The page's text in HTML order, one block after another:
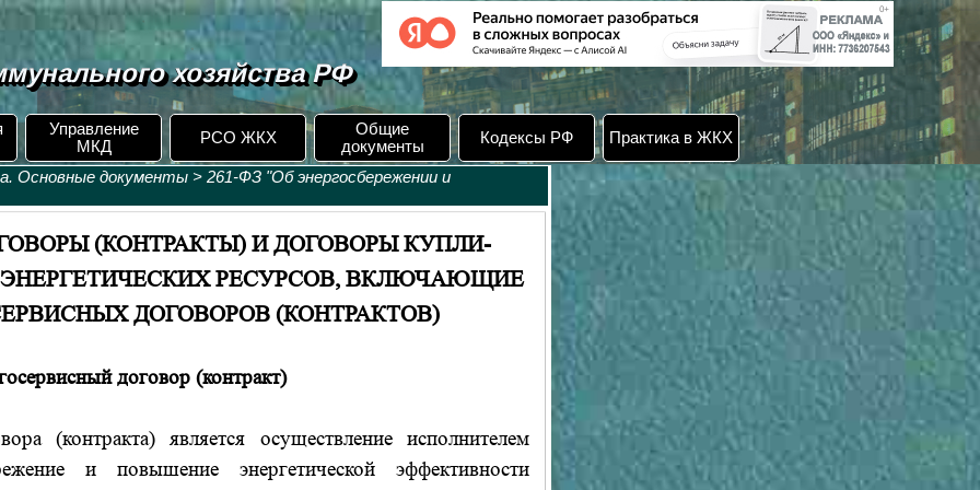
Управление
МКД
РСО ЖКХ
Общие
документы
Кодексы РФ Практика в ЖКХ
хозяйства РФ
Основные документы >261-ФЗ "Об энергосбережении и
(КОНТРАКТЫ) И ДОГОВОРЫ КУПЛИ-
РЕСУРСОВ, ВКЛЮЧАЮЩИЕ
ДОГОВОРОВ (КОНТРАКТОВ)
договор (контракт)
(контракта) является осуществление исполнителем
и повышение энергетической эффективности